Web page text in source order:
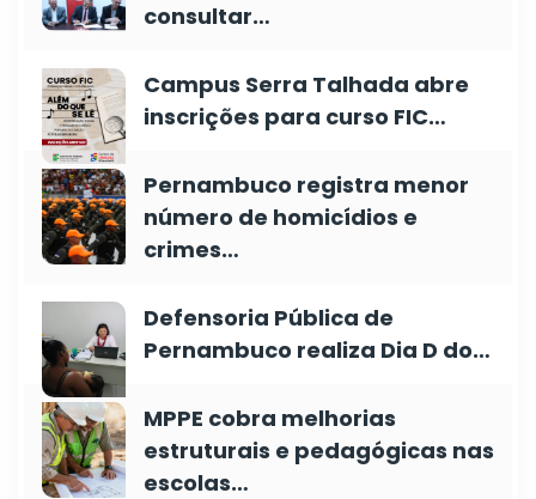
consultar…
Campus Serra Talhada abre
inscrições para curso FIC…
Pernambuco registra menor
número de homicídios e
crimes…
Defensoria Pública de
Pernambuco realiza Dia D do…
MPPE cobra melhorias
estruturais e pedagógicas nas
escolas…